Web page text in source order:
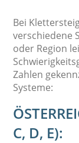
Bei
verschiedene
oder Region
Zahlen
Systeme:
C, D, E):